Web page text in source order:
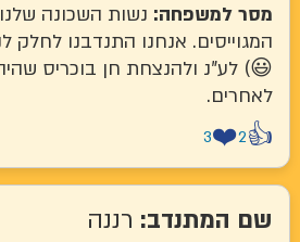
למשפחה:נשות השכונה שלנו אפו
אנחנו התנדבנו לחלק לנשים
ולהנצחת חן בוכריס שהיה מאיר
3
רננה